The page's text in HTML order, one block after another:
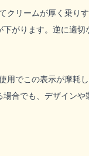
リームが厚く乗り
がります。逆に適
でこの表示が摩耗
合でも、デザイン